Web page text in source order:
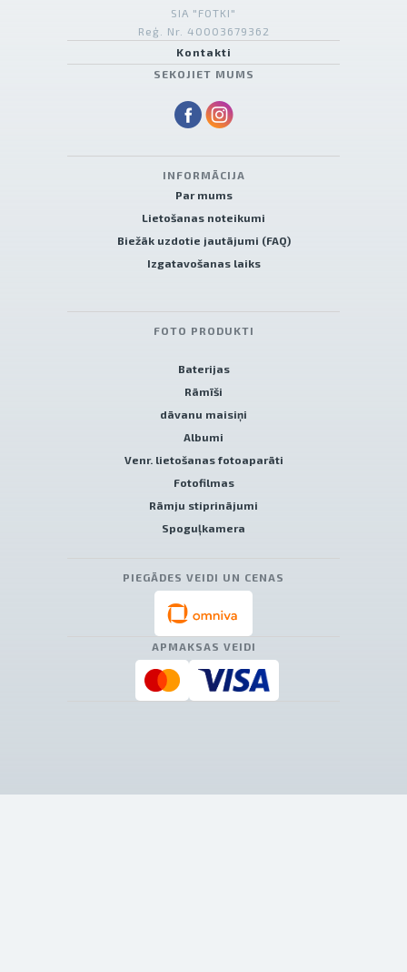
SIA "FOTKI"
Reģ. Nr. 40003679362
Kontakti
SEKOJIET MUMS
INFORMĀCIJA
Par mums
Lietošanas noteikumi
Biežāk uzdotie jautājumi (FAQ)
Izgatavošanas laiks
FOTO PRODUKTI
Baterijas
Rāmīši
dāvanu maisiņi
Albumi
Venr. lietošanas fotoaparāti
Fotofilmas
Rāmju stiprinājumi
Spoguļkamera
PIEGĀDES VEIDI UN CENAS
APMAKSAS VEIDI